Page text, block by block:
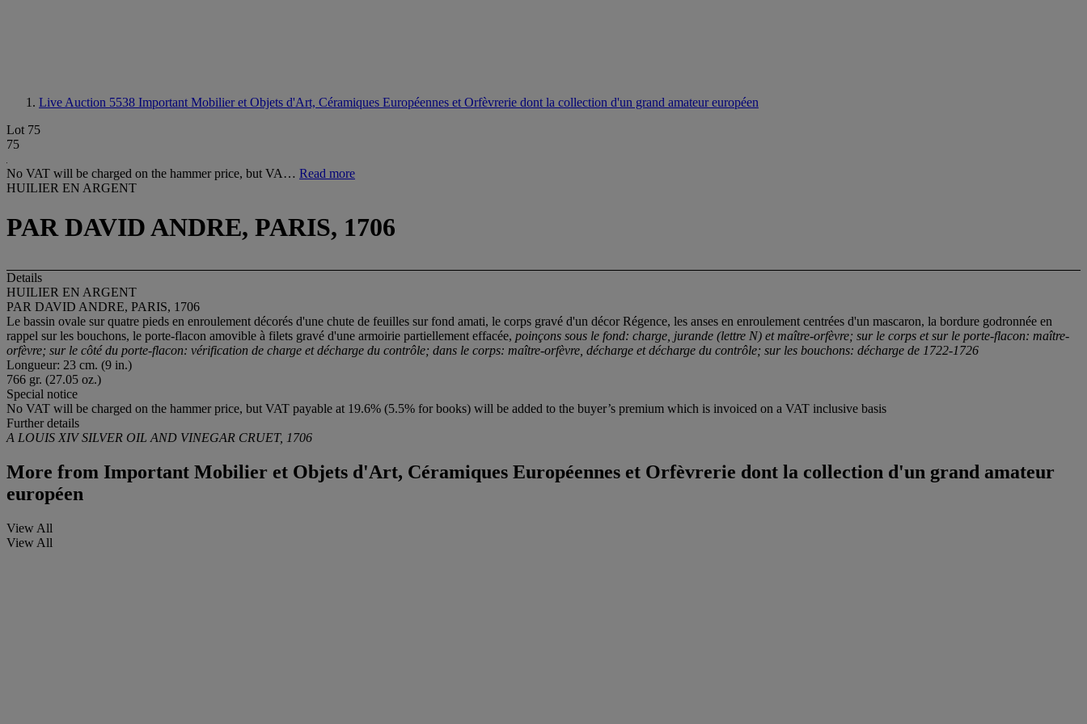
Live Auction 5538 Important Mobilier et Objets d'Art, Céramiques Européennes et Orfèvrerie dont la collection d'un grand amateur européen
Lot 75
75
No VAT will be charged on the hammer price, but VA… Read more
HUILIER EN ARGENT
PAR DAVID ANDRE, PARIS, 1706
Details
HUILIER EN ARGENT
PAR DAVID ANDRE, PARIS, 1706
Le bassin ovale sur quatre pieds en enroulement décorés d'une chute de feuilles sur fond amati, le corps gravé d'un décor Régence, les anses en enroulement centrées d'un mascaron, la bordure godronnée en
rappel sur les bouchons, le porte-flacon amovible à filets gravé d'une armoirie partiellement effacée, poinçons sous le fond: charge, jurande (lettre N) et maître-orfèvre; sur le corps et sur le porte-flacon: maître-
orfèvre; sur le côté du porte-flacon: vérification de charge et décharge du contrôle; dans le corps: maître-orfèvre, décharge et décharge du contrôle; sur les bouchons: décharge de 1722-1726
Longueur: 23 cm. (9 in.)
766 gr. (27.05 oz.)
Special notice
No VAT will be charged on the hammer price, but VAT payable at 19.6% (5.5% for books) will be added to the buyer’s premium which is invoiced on a VAT inclusive basis
Further details
A LOUIS XIV SILVER OIL AND VINEGAR CRUET, 1706
More from Important Mobilier et Objets d'Art, Céramiques Européennes et Orfèvrerie dont la collection d'un grand amateur
européen
View All
View All